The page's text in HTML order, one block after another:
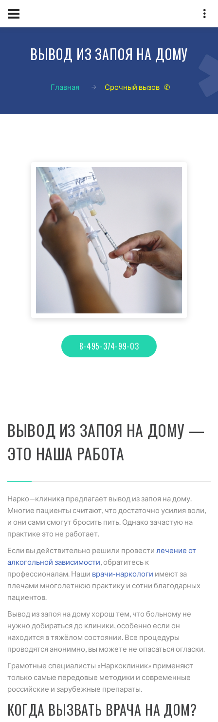
ВЫВОД ИЗ ЗАПОЯ НА ДОМУ
Главная Срочный вызов ✆
8-495-374-99-03
ВЫВОД ИЗ ЗАПОЯ НА ДОМУ —
ЭТО НАША РАБОТА
Нарко—клиника предлагает вывод из запоя на дому.
Многие пациенты считают, что достаточно усилия воли,
и они сами смогут бросить пить. Однако зачастую на
практике это не работает.
Если вы действительно решили провести лечение от
алкогольной зависимости, обратитесь к
профессионалам. Наши врачи-наркологи имеют за
плечами многолетнюю практику и сотни благодарных
пациентов.
Вывод из запоя на дому хорош тем, что больному не
нужно добираться до клиники, особенно если он
находится в тяжёлом состоянии. Все процедуры
проводятся анонимно, вы можете не опасаться огласки.
Грамотные специалисты «Наркоклиник» применяют
только самые передовые методики и современные
российские и зарубежные препараты.
КОГДА ВЫЗВАТЬ ВРАЧА НА ДОМ?